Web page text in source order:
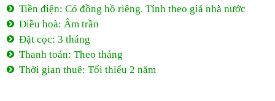
Tiền điện: Có đồng hồ riêng. Tính theo giá nhà nước
Điều hoà: Âm trần
Đặt cọc: 3 tháng
Thanh toán: Theo tháng
Thời gian thuê: Tối thiểu 2 năm